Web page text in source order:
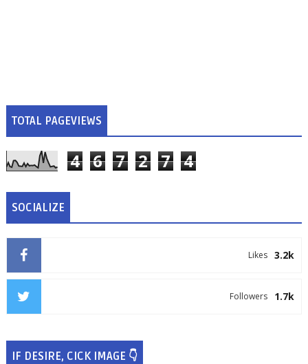
TOTAL PAGEVIEWS
4 6 7 2 7 4
SOCIALIZE
3.2k
Likes
1.7k
Followers
IF DESIRE, CICK IMAGE 👇